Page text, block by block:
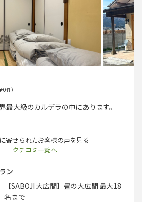
0件）
最大級のカルデラの中にあります。
寄せられたお客様の声を見る
クチコミ一覧へ
ン
【SABOJI 大広間】畳の大広間 最大18
名まで